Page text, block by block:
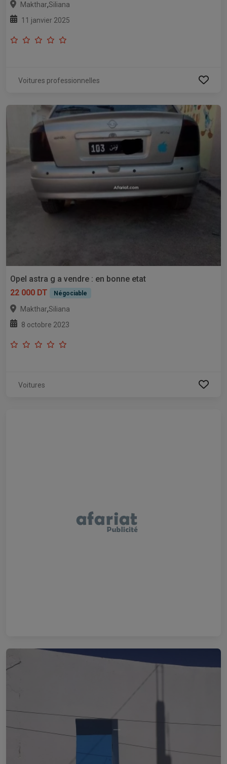
Makthar,Siliana
11 janvier 2025
Voitures professionnelles
Opel astra g a vendre : en bonne etat
22 000 DT
Négociable
Makthar,Siliana
8 octobre 2023
Voitures